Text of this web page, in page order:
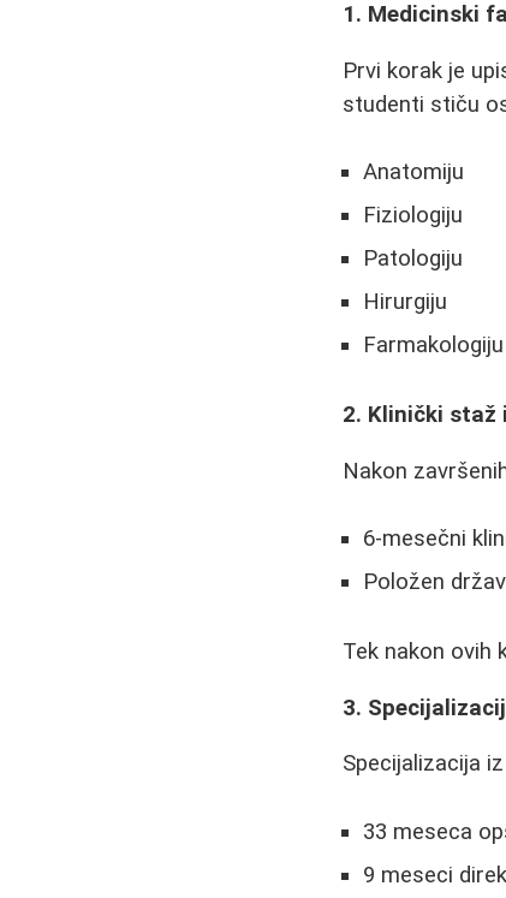
1. Medicinski
Prvi korak je
studenti stiču
Anatomiju
Fiziologiju
Patologiju
Hirurgiju
Farmakologiju
2. Klinički staž
Nakon
6-mesečni
Položen
Tek nakon ovih
3.
Specijalizacija
33 meseca
9 meseci